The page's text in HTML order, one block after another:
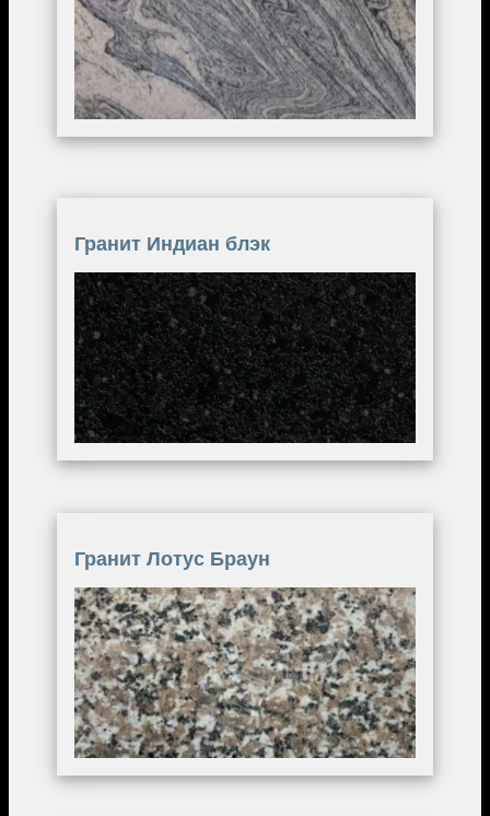
Гранит Индиан блэк
Image
Гранит Лотус Браун
Image